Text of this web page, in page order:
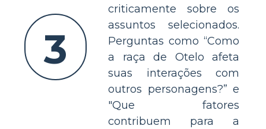
3
criticamente sobre os
assuntos selecionados.
Perguntas como “Como
a raça de Otelo afeta
suas interações com
outros personagens?” e
"Que fatores
contribuem para a